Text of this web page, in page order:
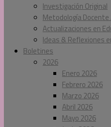
Investigación Original
Metodología
Actualizaciones en
Ideas & Reflexiones
Boletines
2026
Enero 2026
Febrero 2026
Marzo 2026
Abril 2026
Mayo 2026